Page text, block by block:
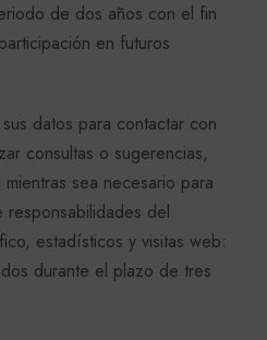
de dos años con el fin
en futuros
datos para contactar con
consultas o sugerencias,
sea necesario para
responsabilidades del
estadísticos y visitas web:
durante el plazo de tres